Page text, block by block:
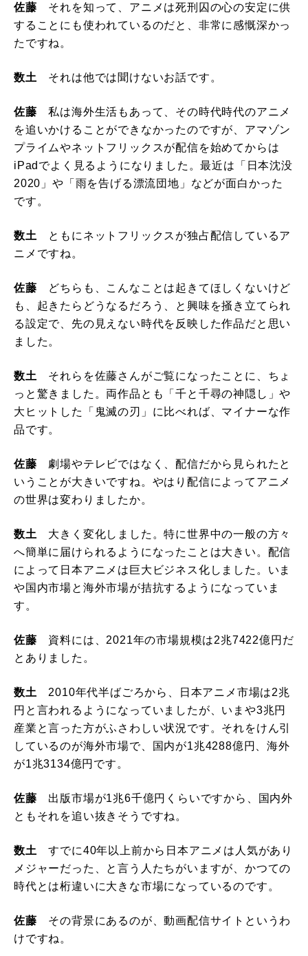
佐藤 それを知って、アニメは死刑囚の心の安定に供
することにも使われているのだと、非常に感慨深かっ
たですね。
数土 それは他では聞けないお話です。
佐藤 私は海外生活もあって、その時代時代のアニメ
を追いかけることができなかったのですが、アマゾン
プライムやネットフリックスが配信を始めてからは
iPadでよく見るようになりました。最近は「日本沈没
2020」や「雨を告げる漂流団地」などが面白かった
です。
数土 ともにネットフリックスが独占配信しているア
ニメですね。
佐藤 どちらも、こんなことは起きてほしくないけど
も、起きたらどうなるだろう、と興味を掻き立てられ
る設定で、先の見えない時代を反映した作品だと思い
ました。
数土 それらを佐藤さんがご覧になったことに、ちょ
っと驚きました。両作品とも「千と千尋の神隠し」や
大ヒットした「鬼滅の刃」に比べれば、マイナーな作
品です。
佐藤 劇場やテレビではなく、配信だから見られたと
いうことが大きいですね。やはり配信によってアニメ
の世界は変わりましたか。
数土 大きく変化しました。特に世界中の一般の方々
へ簡単に届けられるようになったことは大きい。配信
によって日本アニメは巨大ビジネス化しました。いま
や国内市場と海外市場が拮抗するようになっていま
す。
佐藤 資料には、2021年の市場規模は2兆7422億円だ
とありました。
数土 2010年代半ばごろから、日本アニメ市場は2兆
円と言われるようになっていましたが、いまや3兆円
産業と言った方がふさわしい状況です。それをけん引
しているのが海外市場で、国内が1兆4288億円、海外
が1兆3134億円です。
佐藤 出版市場が1兆6千億円くらいですから、国内外
ともそれを追い抜きそうですね。
数土 すでに40年以上前から日本アニメは人気があり
メジャーだった、と言う人たちがいますが、かつての
時代とは桁違いに大きな市場になっているのです。
佐藤 その背景にあるのが、動画配信サイトというわ
けですね。